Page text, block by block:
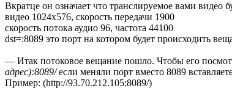
Вкратце он означает что транслируемое вами видео
видео 1024х576, скорость передачи 1900
скорость потока аудио 96, частота 44100
dst=:8089 это порт на котором будет происходить
— Итак потоковое вещание пошло. Чтобы его
адрес):8089/если меняли порт вместо 8089
Пример: (http://93.70.212.105:8089/)